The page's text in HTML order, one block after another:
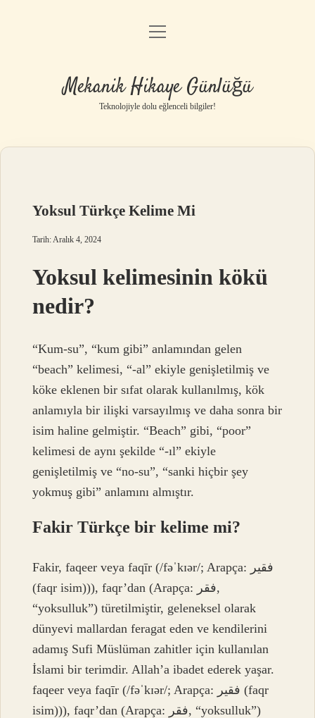
Anasayfa
Yasal Uyarı
menüyü
Mekanik Hikaye Günlüğü
Teknolojiyle dolu eğlenceli bilgiler!
Yoksul Türkçe Kelime Mi
Tarih: Aralık 4, 2024
Yoksul kelimesinin kökü
nedir?
“Kum-su”, “kum gibi” anlamından gelen
“beach” kelimesi, “-al” ekiyle genişletilmiş ve
köke eklenen bir sıfat olarak kullanılmış, kök
anlamıyla bir ilişki varsayılmış ve daha sonra bir
isim haline gelmiştir. “Beach” gibi, “poor”
kelimesi de aynı şekilde “-ıl” ekiyle
genişletilmiş ve “no-su”, “sanki hiçbir şey
yokmuş gibi” anlamını almıştır.
Fakir Türkçe bir kelime mi?
Fakir, faqeer veya faqīr (/fəˈkɪər/; Arapça: فقیر
(faqr isim))), faqr’dan (Arapça: فقر,
“yoksulluk”) türetilmiştir, geleneksel olarak
dünyevi mallardan feragat eden ve kendilerini
adamış Sufi Müslüman zahitler için kullanılan
İslami bir terimdir. Allah’a ibadet ederek yaşar.
faqeer veya faqīr (/fəˈkɪər/; Arapça: فقیر (faqr
isim))), faqr’dan (Arapça: فقر, “yoksulluk”)